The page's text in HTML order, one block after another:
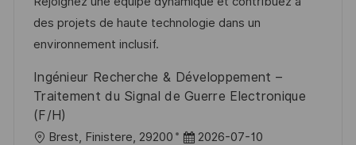
t
i
n
f
h
c
e
u
p
o
r
i
des projets de haute technologie dans un
environnement inclusif.
Ingénieur Recherche & Développement –
Traitement du Signal de Guerre Electronique
(F/H)
Brest, Finistere, 29200
D 2026-07-10